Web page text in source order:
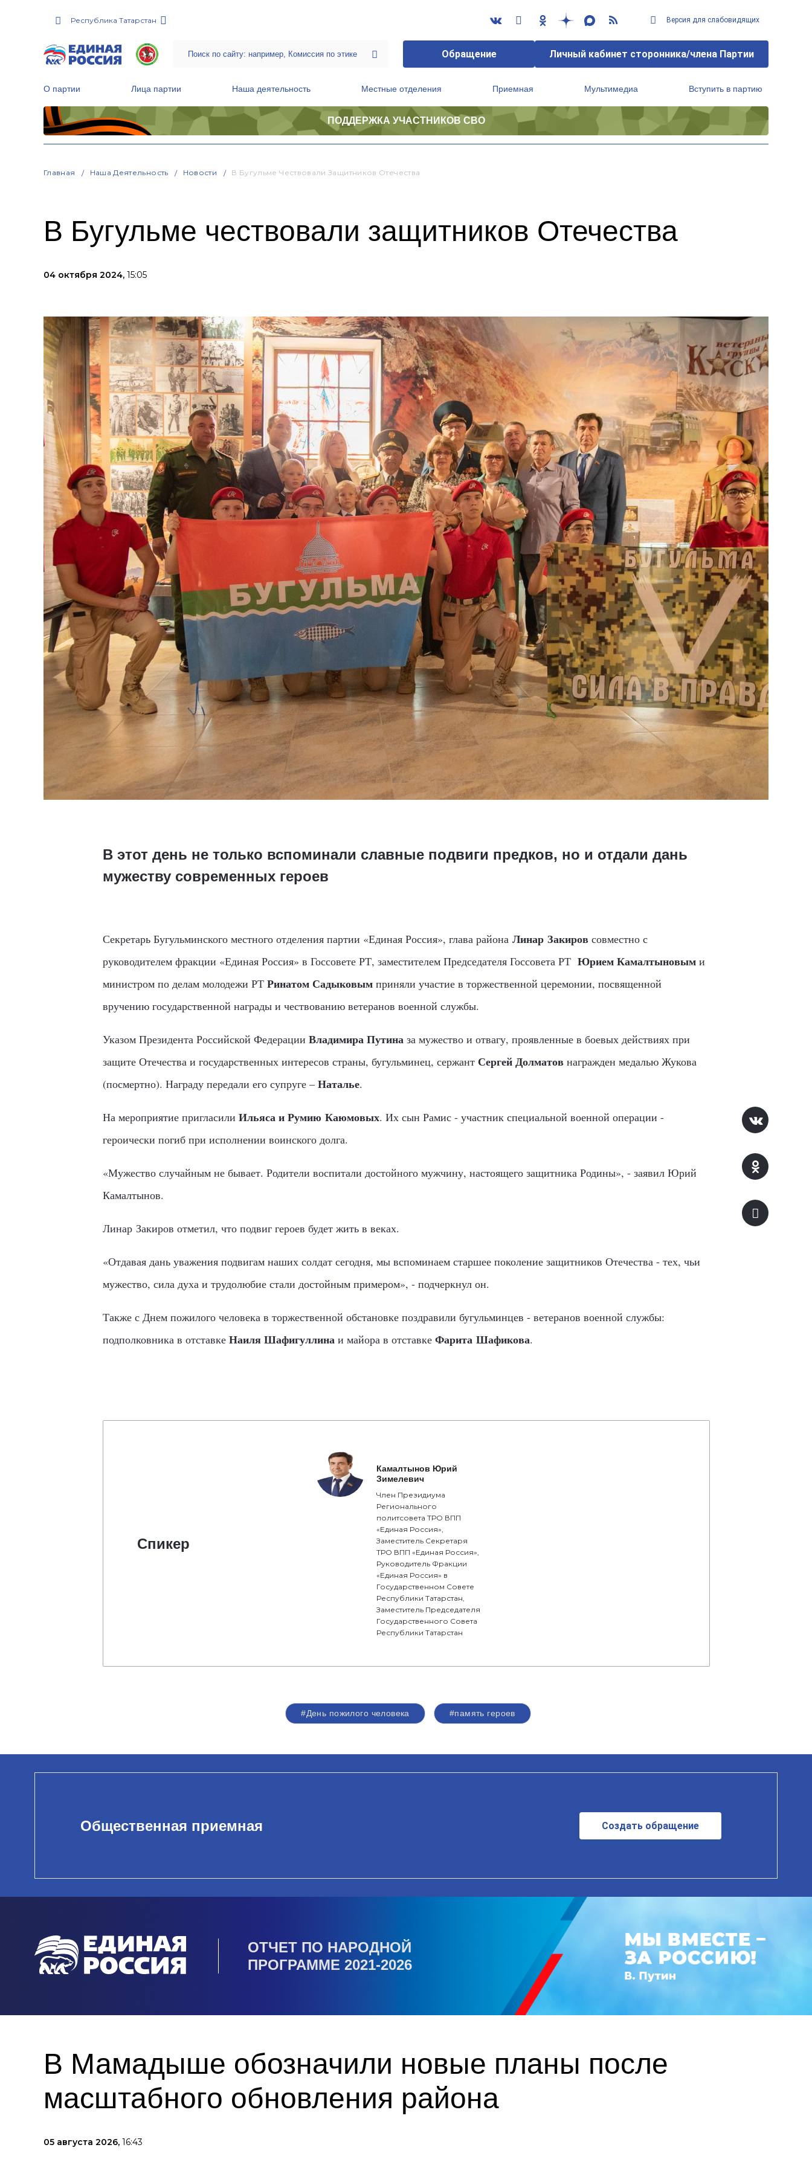
Республика Татарстан Версия для слабовидящих
Обращение Личный кабинет сторонника/члена Партии
О партии Лица партии Наша деятельность Местные отделения Приемная Мультимедиа Вступить в партию
ПОДДЕРЖКА УЧАСТНИКОВ СВО
Главная Наша Деятельность Новости В Бугульме Чествовали Защитников Отечества
В Бугульме чествовали защитников Отечества
04 октября 2024, 15:05
В этот день не только вспоминали славные подвиги предков, но и отдали дань
мужеству современных героев
Секретарь Бугульминского местного отделения партии «Единая Россия», глава района Линар Закиров совместно с
руководителем фракции «Единая Россия» в Госсовете РТ, заместителем Председателя Госсовета РТ Юрием Камалтыновыми
министром по делам молодежи РТ Ринатом Садыковымприняли участие в торжественной церемонии, посвященной
вручению государственной награды и чествованию ветеранов военной службы.
Указом Президента Российской Федерации Владимира Путиназа мужество и отвагу, проявленные в боевых действиях при
защите Отечества и государственных интересов страны, бугульминец, сержант Сергей Долматов награжден медалью Жукова
(посмертно). Награду передали его супруге – Наталье.
На мероприятие пригласили Ильяса и Румию Каюмовых. Их сын Рамис - участник специальной военной операции -
героически погиб при исполнении воинского долга.
«Мужество случайным не бывает. Родители воспитали достойного мужчину, настоящего защитника Родины», - заявил Юрий
Камалтынов.
Линар Закиров отметил, что подвиг героев будет жить в веках.
«Отдавая дань уважения подвигам наших солдат сегодня, мы вспоминаем старшее поколение защитников Отечества - тех, чьи
мужество, сила духа и трудолюбие стали достойным примером», - подчеркнул он.
Также с Днем пожилого человека в торжественной обстановке поздравили бугульминцев - ветеранов военной службы:
подполковника в отставке Наиля Шафигуллинаи майора в отставке Фарита Шафикова.
Спикер
Камалтынов Юрий
Зимелевич
Член Президиума
Регионального
политсовета ТРО ВПП
«Единая Россия»,
Заместитель Секретаря
ТРО ВПП «Единая Россия»,
Руководитель Фракции
«Единая Россия» в
Государственном Совете
Республики Татарстан,
Заместитель Председателя
Государственного Совета
Республики Татарстан
#День пожилого человека #память героев
Общественная приемная Создать обращение
ОТЧЕТ ПО НАРОДНОЙ
ПРОГРАММЕ 2021-2026
В Мамадыше обозначили новые планы после
масштабного обновления района
05 августа 2026, 16:43